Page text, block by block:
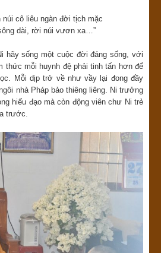
núi cô liêu ngàn đời tịch mặc
dài, rời núi vươn xa…”
hãy sống một cuộc đời đáng sống, với
thức mỗi huynh đệ phải tinh tấn hơn để
Mỗi dịp trở về như vầy lại đong đầy
nhà Pháp bảo thiêng liêng. Ni trưởng
hiếu đạo mà còn động viên chư Ni trẻ
trước.